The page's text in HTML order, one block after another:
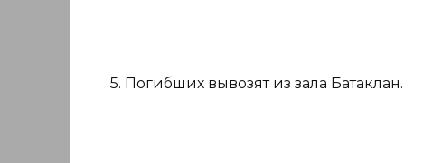
5. Погибших вывозят из зала Батаклан.